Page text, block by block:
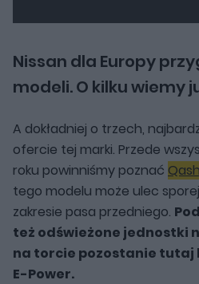
Nissan dla Europy
modeli. O kilku wiemy
A dokładniej o trzech,
ofercie tej marki. Przede
roku powinniśmy poznać
tego modelu może ulec
zakresie pasa przedniego.
też odświeżone jednostki
na torcie pozostanie
E-Power.